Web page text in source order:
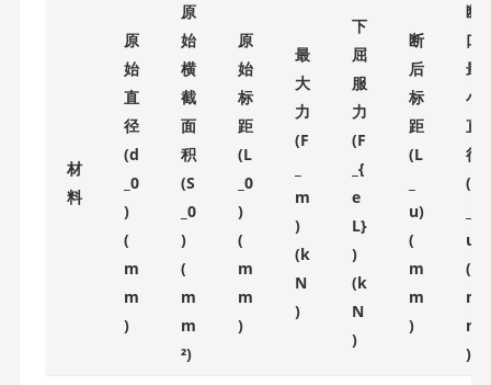
材
料
原
始
直
径
(d
_0
)
(
m
m
)
原
始
横
截
面
积
(S
_0
)
(
m
m
²)
原
始
标
距
(L
_0
)
(
m
m
)
最
大
力
(F
m
)
(k
N
)
下
屈
服
力
(F
_{
e
L}
)
(k
N
)
断
后
标
距
(L
u)
(
m
m
)
断
口
最
小
直
径
(d
u)
(
m
m
)